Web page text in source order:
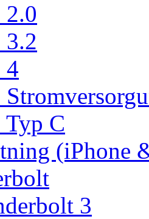
2.0
3.2
4
C
(iPhone
3